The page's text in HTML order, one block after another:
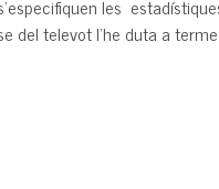
les
del televot l'he duta a